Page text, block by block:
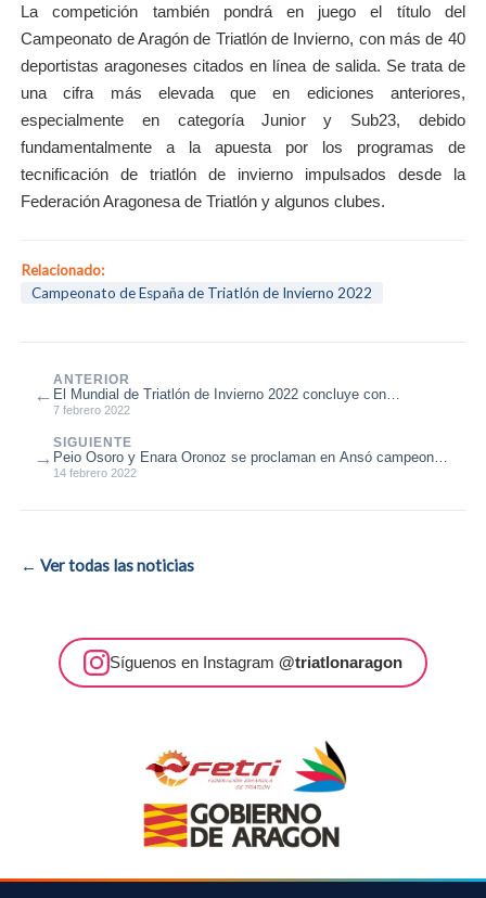
La competición también pondrá en juego el título del
Campeonato de Aragón de Triatlón de Invierno, con más de 40
deportistas aragoneses citados en línea de salida. Se trata de
una cifra más elevada que en ediciones anteriores,
especialmente en categoría Junior y Sub23, debido
fundamentalmente a la apuesta por los programas de
tecnificación de triatlón de invierno impulsados desde la
Federación Aragonesa de Triatlón y algunos clubes.
Relacionado:
Campeonato de España de Triatlón de Invierno 2022
←
ANTERIOR
El Mundial de Triatlón de Invierno 2022 concluye con
protagonismo aragonés
7 febrero 2022
SIGUIENTE
Peio Osoro y Enara Oronoz se proclaman en Ansó campeones
de España de Triatlón d...
14 febrero 2022
→
← Ver todas las noticias
Síguenos en Instagram @triatlonaragon